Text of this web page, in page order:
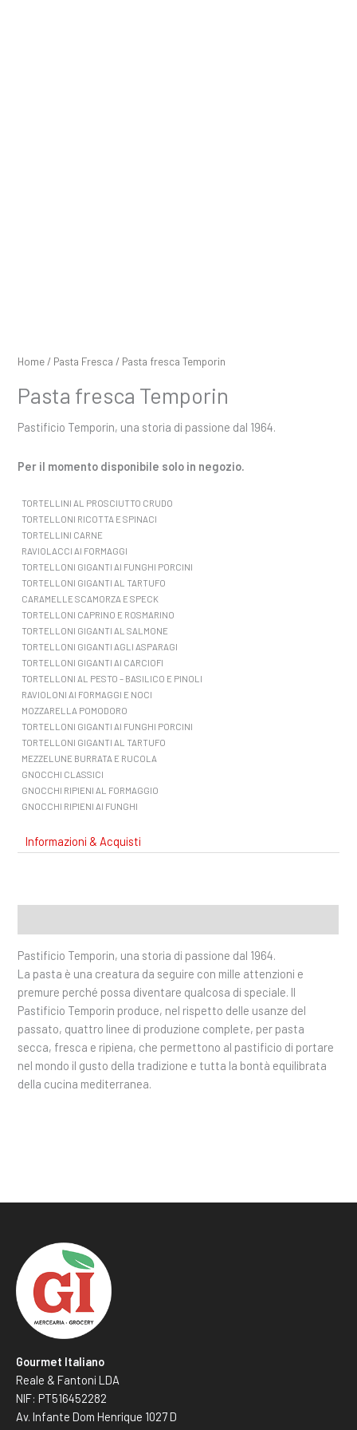
Home/ Pasta Fresca / Pasta fresca Temporin
Pasta fresca Temporin
Pastificio Temporin, una storia di passione dal 1964.
Per il momento disponibile solo in negozio.
TORTELLINI AL PROSCIUTTO CRUDO
TORTELLONI RICOTTA E SPINACI
TORTELLINI CARNE
RAVIOLACCI AI FORMAGGI
TORTELLONI GIGANTI AI FUNGHI PORCINI
TORTELLONI GIGANTI AL TARTUFO
CARAMELLE SCAMORZA E SPECK
TORTELLONI CAPRINO E ROSMARINO
TORTELLONI GIGANTI AL SALMONE
TORTELLONI GIGANTI AGLI ASPARAGI
TORTELLONI GIGANTI AI CARCIOFI
TORTELLONI AL PESTO – BASILICO E PINOLI
RAVIOLONI AI FORMAGGI E NOCI
MOZZARELLA POMODORO
TORTELLONI GIGANTI AI FUNGHI PORCINI
TORTELLONI GIGANTI AL TARTUFO
MEZZELUNE BURRATA E RUCOLA
GNOCCHI CLASSICI
GNOCCHI RIPIENI AL FORMAGGIO
GNOCCHI RIPIENI AI FUNGHI
Informazioni & Acquisti
Pastificio Temporin, una storia di passione dal 1964.
La pasta è una creatura da seguire con mille attenzioni e
premure perché possa diventare qualcosa di speciale. Il
Pastificio Temporin produce, nel rispetto delle usanze del
passato, quattro linee di produzione complete, per pasta
secca, fresca e ripiena, che permettono al pastificio di portare
nel mondo il gusto della tradizione e tutta la bontà equilibrata
della cucina mediterranea.
Gourmet Italiano
Reale & Fantoni LDA
NIF: PT516452282
Av. Infante Dom Henrique 1027 D